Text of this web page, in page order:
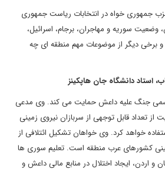
جمهوری خواه در انتخابات ریاست جمهوری
وضعیت سوریه و مهاجران، برجام، اسرائیل،
برخی دیگر از موضوعات مهم منطقه ای چه
استاد دانشگاه جان هاپکینز
جنگ علیه داعش حمایت می کند. وی مدعی
تعداد قابل توجهی از سربازان نیروی زمینی
خواهد کرد. وی خواهان تشکیل ائتلافی از
کشورهای عرب منطقه است. تعلیم سوری ها
و اردن، ایجاد اختلال در منابع مالی داعش و